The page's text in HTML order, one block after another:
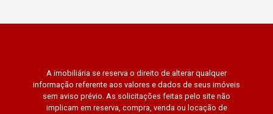
A imobiliária se reserva o direito de alterar qualquer
informação referente aos valores e dados de seus imóveis
sem aviso prévio. As solicitações feitas pelo site não
implicam em reserva, compra, venda ou locação de